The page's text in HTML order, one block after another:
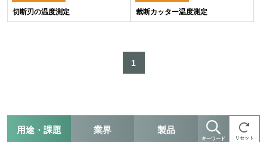
切断刃の温度測定 裁断カッター温度測定
1
用途・課題 業界 製品
キーワード リセット